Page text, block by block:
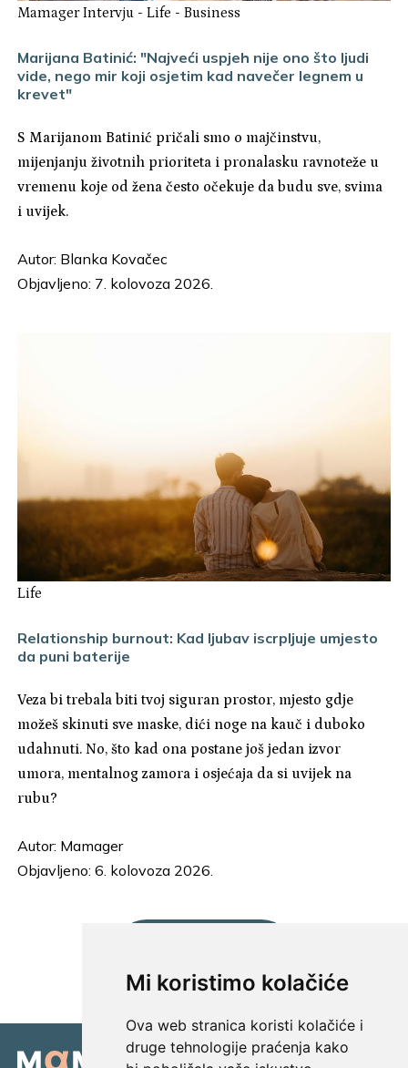
Mi koristimo kolačiće
Ova web stranica koristi kolačiće i
druge tehnologije praćenja kako
Mamager Intervju -Life -Business
Marijana Batinić: "Najveći uspjeh nije ono što ljudi
vide, nego mir koji osjetim kad navečer legnem u
krevet"
S Marijanom Batinić pričali smo o majčinstvu,
mijenjanju životnih prioriteta i pronalasku ravnoteže u
vremenu koje od žena često očekuje da budu sve, svima
i uvijek.
Autor: Blanka Kovačec
Objavljeno: 7. kolovoza 2026.
Life
Relationship burnout: Kad ljubav iscrpljuje umjesto
da puni baterije
Veza bi trebala biti tvoj siguran prostor, mjesto gdje
možeš skinuti sve maske, dići noge na kauč i duboko
udahnuti. No, što kad ona postane još jedan izvor
umora, mentalnog zamora i osjećaja da si uvijek na
rubu?
Autor: Mamager
Objavljeno: 6. kolovoza 2026.